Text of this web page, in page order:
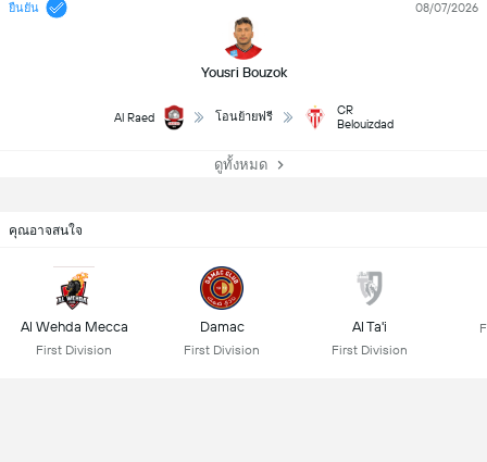
ยืนยัน
Yousri Bouzok
08/07/2026
Al Raed โอนย้ายฟรี
CR
Belouizdad
ดูทั้งหมด
คุณอาจสนใจ
Al Wehda Mecca
First Division
Damac
First Division
Al Ta'i
First Division